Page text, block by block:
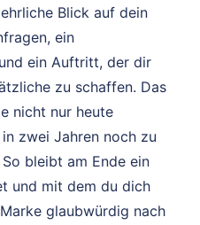
Blick auf dein
ein
ein Auftritt, der dir
zu schaffen. Das
nicht nur heute
zwei Jahren noch zu
bleibt am Ende ein
und mit dem du dich
glaubwürdig nach